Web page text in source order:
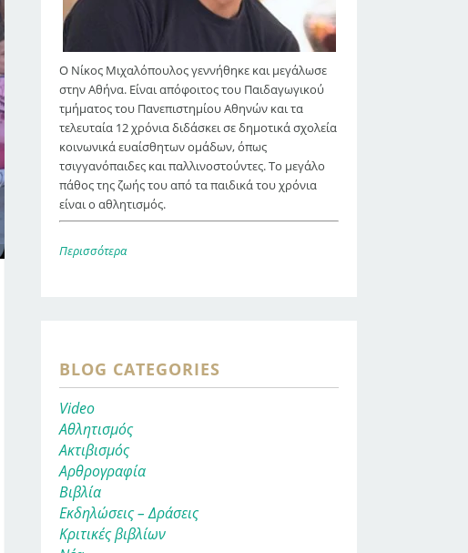
Ο Νίκος Μιχαλόπουλος γεννήθηκε και μεγάλωσε
στην Αθήνα. Είναι απόφοιτος του Παιδαγωγικού
τμήματος του Πανεπιστημίου Αθηνών και τα
τελευταία 12 χρόνια διδάσκει σε δημοτικά σχολεία
κοινωνικά ευαίσθητων ομάδων, όπως
τσιγγανόπαιδες και παλλινοστούντες. Το μεγάλο
πάθος της ζωής του από τα παιδικά του χρόνια
είναι ο αθλητισμός.
Περισσότερα
BLOG CATEGORIES
Video
Αθλητισμός
Ακτιβισμός
Αρθρογραφία
Βιβλία
Εκδηλώσεις – Δράσεις
Κριτικές βιβλίων